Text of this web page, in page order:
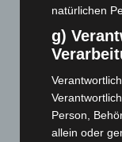
Februar 2026
Januar 2026(122)
Dezember 2025
November 2025
Oktober 2025(112)
September 2025
natürlichen
g)
Person,
allein oder